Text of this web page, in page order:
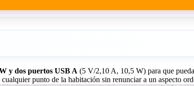
y dos puertos USB A (5 V/2,10 A, 10,5 W) para que
punto de la habitación sin renunciar a un aspecto